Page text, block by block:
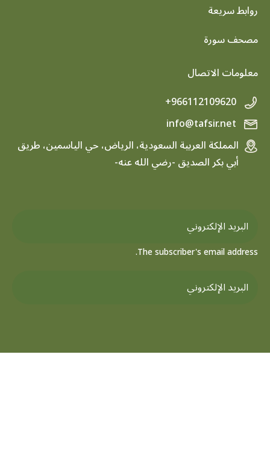
روابط سريعة
footer menu
مصحف سورة
معلومات الاتصال
+966112109620
المملكة العربية السعودية، الرياض، حي الياسمين، طريق
أبي بكر الصديق -رضي الله عنه-
The subscriber's email address.